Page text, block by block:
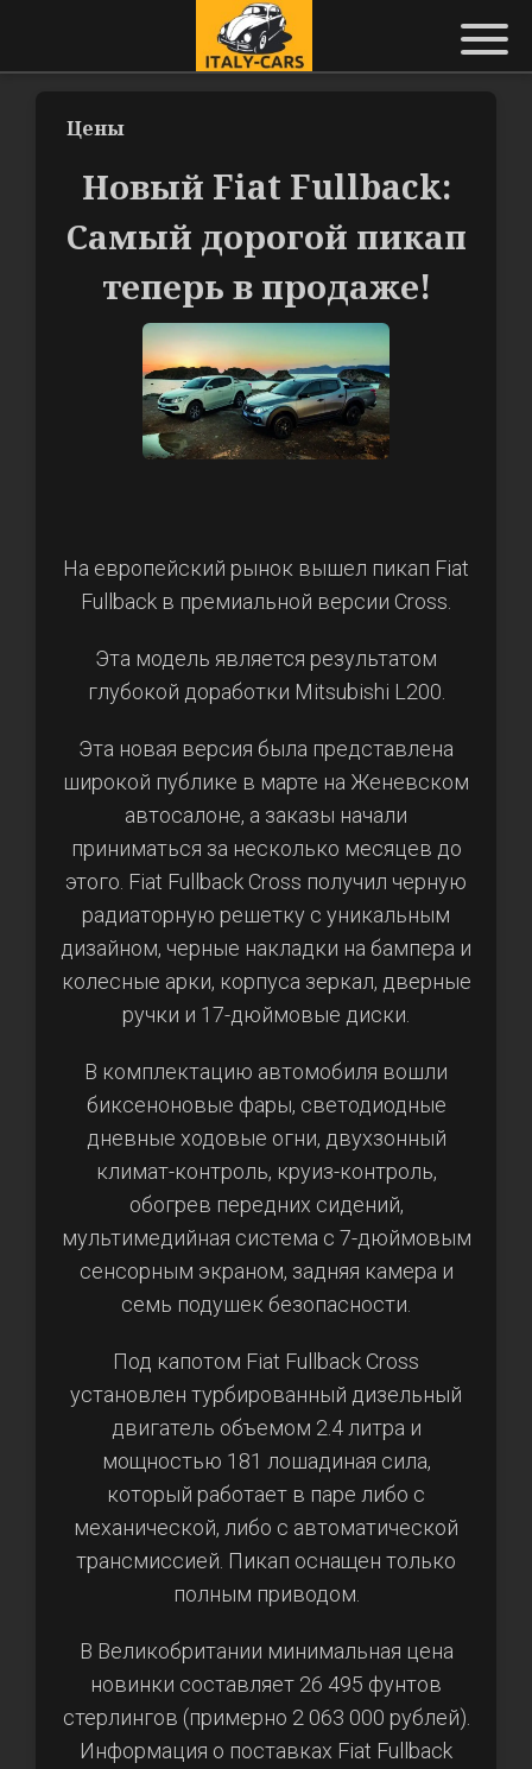
Цены
Новый Fiat Fullback:
Самый дорогой пикап
теперь в продаже!
На европейский рынок вышел пикап Fiat
Fullback в премиальной версии Cross.
Эта модель является результатом
глубокой доработки Mitsubishi L200.
Эта новая версия была представлена
широкой публике в марте на Женевском
автосалоне, а заказы начали
приниматься за несколько месяцев до
этого. Fiat Fullback Cross получил черную
радиаторную решетку с уникальным
дизайном, черные накладки на бампера и
колесные арки, корпуса зеркал, дверные
ручки и 17-дюймовые диски.
В комплектацию автомобиля вошли
биксеноновые фары, светодиодные
дневные ходовые огни, двухзонный
климат-контроль, круиз-контроль,
обогрев передних сидений,
мультимедийная система с 7-дюймовым
сенсорным экраном, задняя камера и
семь подушек безопасности.
Под капотом Fiat Fullback Cross
установлен турбированный дизельный
двигатель объемом 2.4 литра и
мощностью 181 лошадиная сила,
который работает в паре либо с
механической, либо с автоматической
трансмиссией. Пикап оснащен только
полным приводом.
В Великобритании минимальная цена
новинки составляет 26 495 фунтов
стерлингов (примерно 2 063 000 рублей).
Информация о поставках Fiat Fullback